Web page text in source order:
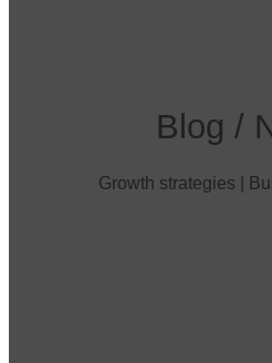
Blog /
Growth strategies |